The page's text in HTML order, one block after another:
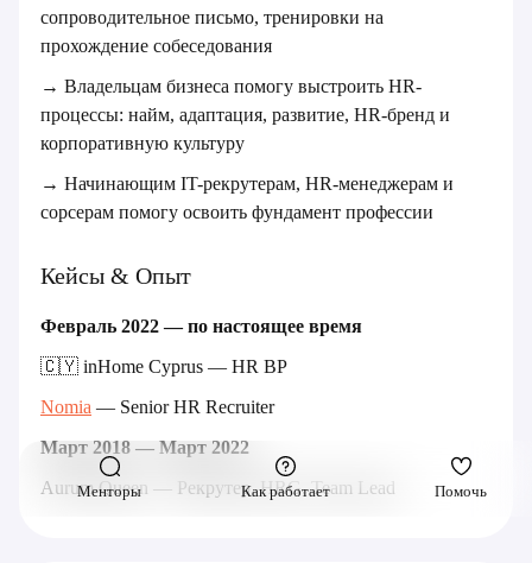
сопроводительное письмо, тренировки на
прохождение собеседования
→ Владельцам бизнеса помогу выстроить HR-
процессы: найм, адаптация, развитие, HR-бренд и
корпоративную культуру
→ Начинающим IT-рекрутерам, HR-менеджерам и
сорсерам помогу освоить фундамент профессии
Кейсы & Опыт
Февраль 2022 — по настоящее время
🇨🇾 inHome Cyprus — HR BP
Nomia — Senior HR Recruiter
Март 2018 — Март 2022
Aurum Queen — Рекрутер, HRG, Team Lead
Менторы Как работает Помочь